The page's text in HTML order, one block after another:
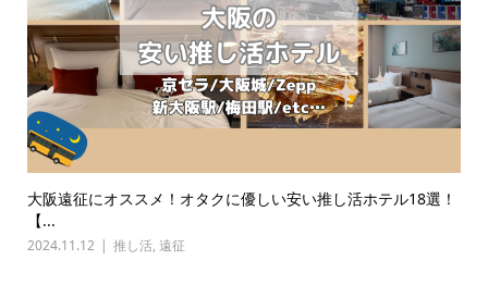
大阪遠征にオススメ！オタクに優しい安い推し活ホテル18選！
【...
2024.11.12 推し活, 遠征